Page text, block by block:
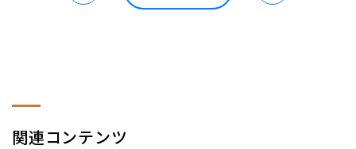
関連コンテンツ